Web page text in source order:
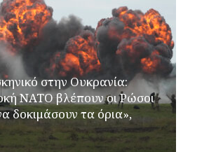
στην Ουκρανία:
ΝΑΤΟ βλέπουν οι Ρώσοι
δοκιμάσουν τα όρια»,